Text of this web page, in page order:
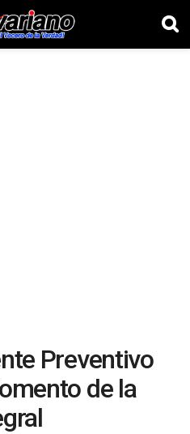
Preventivo
de la